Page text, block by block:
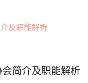
会简介及职能解析